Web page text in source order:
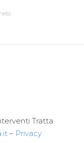
Tratta
– Privacy